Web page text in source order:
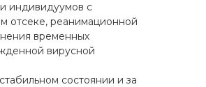
индивидуумов с
отсеке, реанимационной
временных
вирусной
состоянии и за